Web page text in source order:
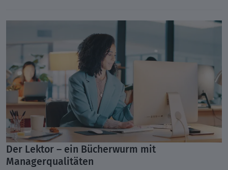
Der Lektor – ein Bücherwurm mit
Managerqualitäten